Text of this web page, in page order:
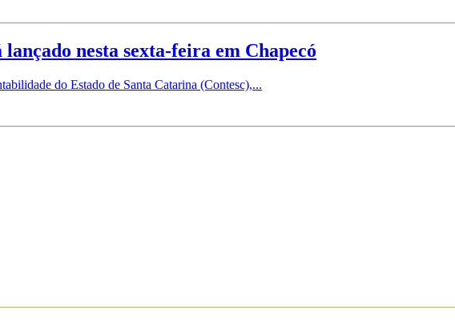
nesta sexta-feira em Chapecó
do Estado de Santa Catarina (Contesc),...